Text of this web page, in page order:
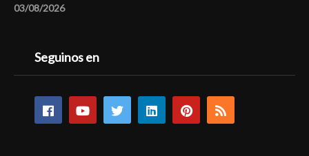
03/08/2026
Seguinos en